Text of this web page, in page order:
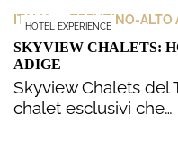
HOTEL EXPERIENCE
ITALIA > TRENTINO-ALTO
SKYVIEW CHALETS:
ADIGE
Skyview Chalets del
chalet esclusivi che…